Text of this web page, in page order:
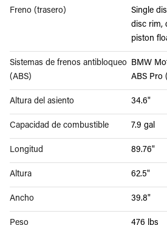
Freno (trasero)
Single
disc rim,
piston
Sistemas de frenos antibloqueo
(ABS)
BMW
ABS Pro
Altura del asiento 34.6"
Capacidad de combustible 7.9 gal
Longitud 89.76"
Altura 62.5"
Ancho 39.8"